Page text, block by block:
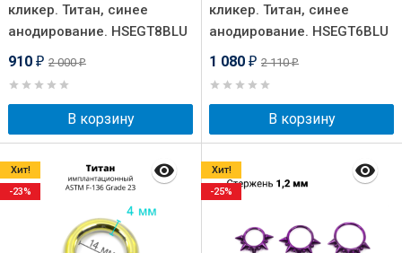
кликер. Титан, синее
анодирование. HSEGT8BLU
910 ₽ 2 000₽
В корзину
кликер. Титан, синее
анодирование. HSEGT6BLU
1 080 ₽ 2 110₽
В корзину
Хит!
-23%
Хит!
-25%